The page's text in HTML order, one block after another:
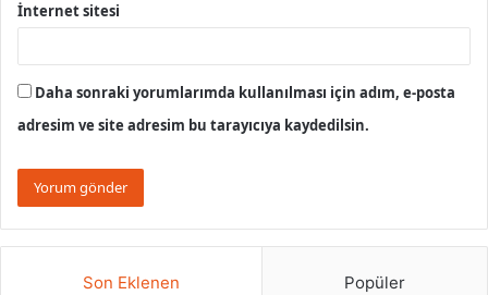
İnternet sitesi
Daha sonraki yorumlarımda kullanılması için adım, e-posta
adresim ve site adresim bu tarayıcıya kaydedilsin.
Son Eklenen Popüler